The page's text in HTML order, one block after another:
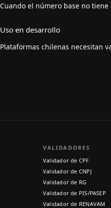
Cuando el número base no
Uso en desarrollo
Plataformas chilenas necesitan
VALIDADORES
Validador de CPF
Validador de CNPJ
Validador de RG
Validador de PIS/PASEP
Validador de RENAVAM